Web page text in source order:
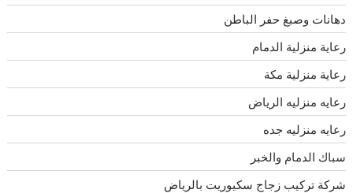
دهانات وصبغ حفر الباطن
رعاية منزلية الدمام
رعاية منزلية مكة
رعايه منزليه الرياض
رعايه منزليه جده
سباك الدمام والخبر
شركة تركيب زجاج سكيوريت بالرياض